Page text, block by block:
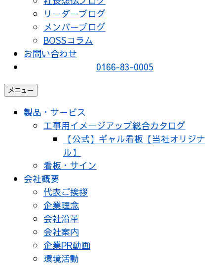
リーダーブログ
メンバーブログ
BOSSコラム
お問い合わせ
0166-83-0005
メニュー
製品・サービス
工事用イメージアップ総合カタログ
【公式】ギャル看板【当社オリジナ
ル】
看板・サイン
会社概要
代表ご挨拶
企業理念
会社沿革
会社案内
企業PR動画
環境活動